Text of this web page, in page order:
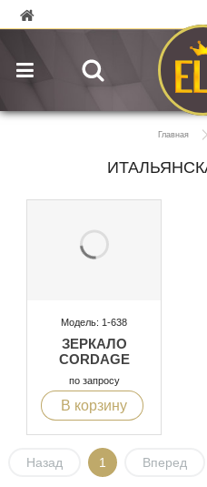
Главная
Модель: 1-638
ЗЕРКАЛО
CORDAGE
по запросу
В корзину
Назад 1 Вперед